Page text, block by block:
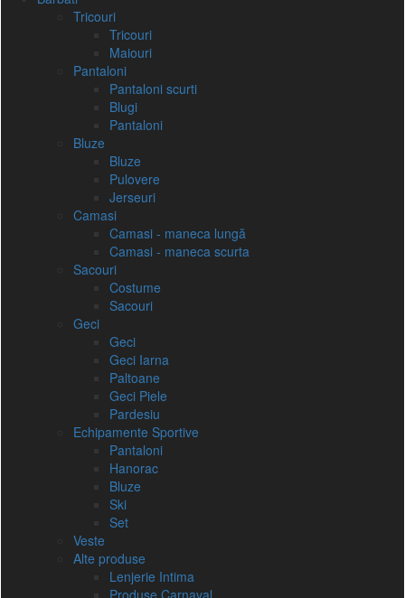
Tricouri
Tricouri
Maiouri
Pantaloni
Pantaloni scurti
Blugi
Pantaloni
Bluze
Bluze
Pulovere
Jerseuri
Camasi
Camasi - maneca lungă
Camasi - maneca scurta
Sacouri
Costume
Sacouri
Geci
Geci
Geci Iarna
Paltoane
Geci Piele
Pardesiu
Echipamente Sportive
Pantaloni
Hanorac
Bluze
Ski
Set
Veste
Alte produse
Lenjerie Intima
Produse Carnaval